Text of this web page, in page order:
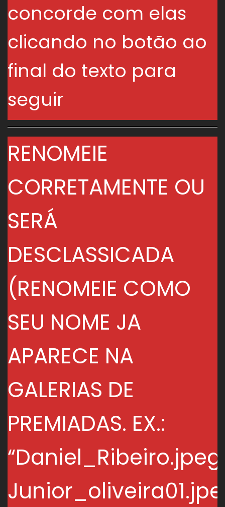
concorde com elas
clicando no botão ao
final do texto para
seguir
RENOMEIE
CORRETAMENTE OU
SERÁ
DESCLASSICADA
(RENOMEIE COMO
SEU NOME JA
APARECE NA
GALERIAS DE
PREMIADAS. EX.:
“Daniel_Ribeiro.jpeg,